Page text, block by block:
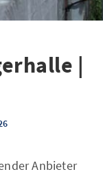
|
Anbieter